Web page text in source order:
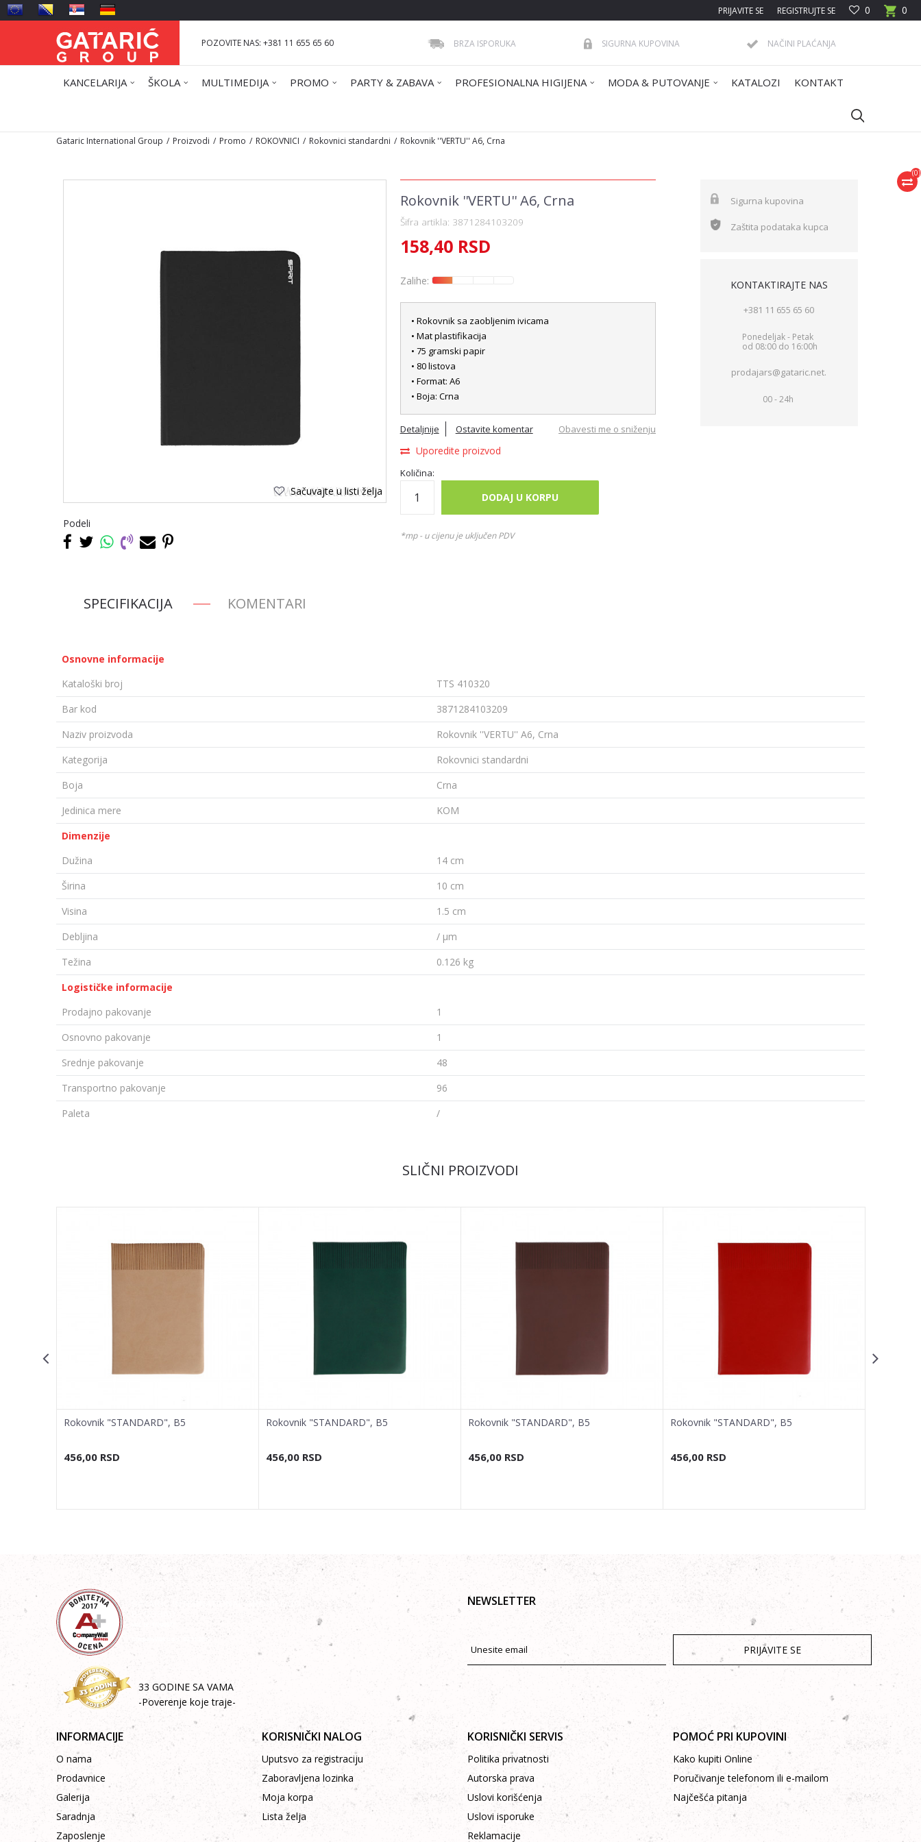
0
0
PRIJAVITE SE REGISTRUJTE SE
POZOVITE NAS: +381 11 655 65 60 BRZA ISPORUKA SIGURNA KUPOVINA NAČINI PLAĆANJA
KANCELARIJA ŠKOLA MULTIMEDIJA PROMO PARTY & ZABAVA PROFESIONALNA HIGIJENA MODA & PUTOVANJE KATALOZI KONTAKT
(0)
Gataric International Group Proizvodi Promo ROKOVNICI Rokovnici standardni Rokovnik ''VERTU'' A6, Crna
Sačuvajte u listi želja
Podeli
Rokovnik ''VERTU'' A6, Crna
Šifra artikla: 3871284103209
158,40 RSD
Zalihe:
• Rokovnik sa zaobljenim ivicama
• Mat plastifikacija
• 75 gramski papir
• 80 listova
• Format: A6
• Boja: Crna
Detaljnije Ostavite komentar
Uporedite proizvod
Obavesti me o sniženju
Količina:
DODAJ U KORPU
*mp - u cijenu je uključen PDV
Sigurna kupovina
Zaštita podataka kupca
KONTAKTIRAJTE NAS
+381 11 655 65 60
Ponedeljak - Petak
od 08:00 do 16:00h
prodajars@gataric.net.
00 - 24h
SPECIFIKACIJA KOMENTARI
Osnovne informacije
Kataloški broj
TTS 410320
Bar kod
3871284103209
Naziv proizvoda
Rokovnik ''VERTU'' A6, Crna
Kategorija
Rokovnici standardni
Boja
Crna
Jedinica mere
KOM
Dimenzije
Dužina
14 cm
Širina
10 cm
Visina
1.5 cm
Debljina
/ µm
Težina
0.126 kg
Logističke informacije
Prodajno pakovanje
1
Osnovno pakovanje
1
Srednje pakovanje
48
Transportno pakovanje
96
Paleta
/
SLIČNI PROIZVODI
Rokovnik "STANDARD", B5
456,00 RSD
Rokovnik "STANDARD", B5
456,00 RSD
Rokovnik "STANDARD", B5
456,00 RSD
Rokovnik "STANDARD", B5
456,00 RSD
33 GODINE SA VAMA
-Poverenje koje traje-
NEWSLETTER
PRIJAVITE SE
INFORMACIJE
O nama
Prodavnice
Galerija
Saradnja
Zaposlenje
KORISNIČKI NALOG
Uputsvo za registraciju
Zaboravljena lozinka
Moja korpa
Lista želja
KORISNIČKI SERVIS
Politika privatnosti
Autorska prava
Uslovi korišćenja
Uslovi isporuke
Reklamacije
POMOĆ PRI KUPOVINI
Kako kupiti Online
Poručivanje telefonom ili e-mailom
Najčešća pitanja